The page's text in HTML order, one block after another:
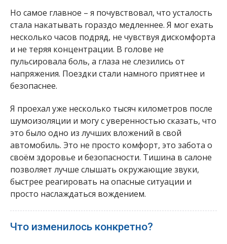
Но самое главное – я почувствовал, что усталость
стала накатывать гораздо медленнее. Я мог ехать
несколько часов подряд, не чувствуя дискомфорта
и не теряя концентрации. В голове не
пульсировала боль, а глаза не слезились от
напряжения. Поездки стали намного приятнее и
безопаснее.
Я проехал уже несколько тысяч километров после
шумоизоляции и могу с уверенностью сказать, что
это было одно из лучших вложений в свой
автомобиль. Это не просто комфорт, это забота о
своём здоровье и безопасности. Тишина в салоне
позволяет лучше слышать окружающие звуки,
быстрее реагировать на опасные ситуации и
просто наслаждаться вождением.
Что изменилось конкретно?